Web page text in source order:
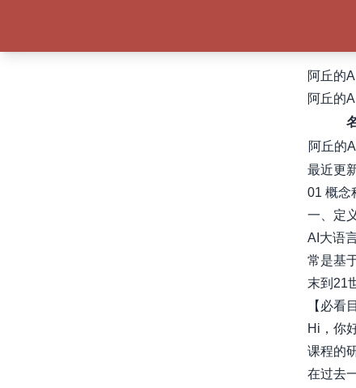
阿丘的
阿丘的
阿丘的
最近更
01 概念
一、定
AI大语
常是基
末到21
【必看
Hi，你
课程的
在过去